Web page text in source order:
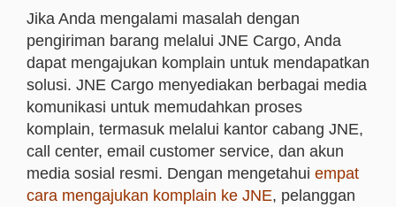
Jika Anda mengalami masalah dengan
pengiriman barang melalui JNE Cargo, Anda
dapat mengajukan komplain untuk mendapatkan
solusi. JNE Cargo menyediakan berbagai media
komunikasi untuk memudahkan proses
komplain, termasuk melalui kantor cabang JNE,
call center, email customer service, dan akun
media sosial resmi. Dengan mengetahui empat
cara mengajukan komplain ke JNE, pelanggan